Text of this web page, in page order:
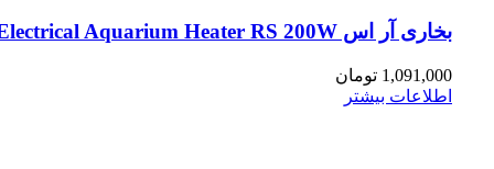
بخاری آر اس Electrical Aquarium Heater RS 200W
1,091,000 تومان
اطلاعات بیشتر